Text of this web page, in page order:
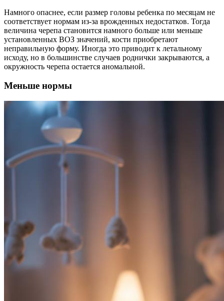
Намного опаснее, если размер головы ребенка по месяцам не
соответствует нормам из-за врожденных недостатков. Тогда
величина черепа становится намного больше или меньше
установленных ВОЗ значений, кости приобретают
неправильную форму. Иногда это приводит к летальному
исходу, но в большинстве случаев роднички закрываются, а
окружность черепа остается аномальной.
Меньше нормы